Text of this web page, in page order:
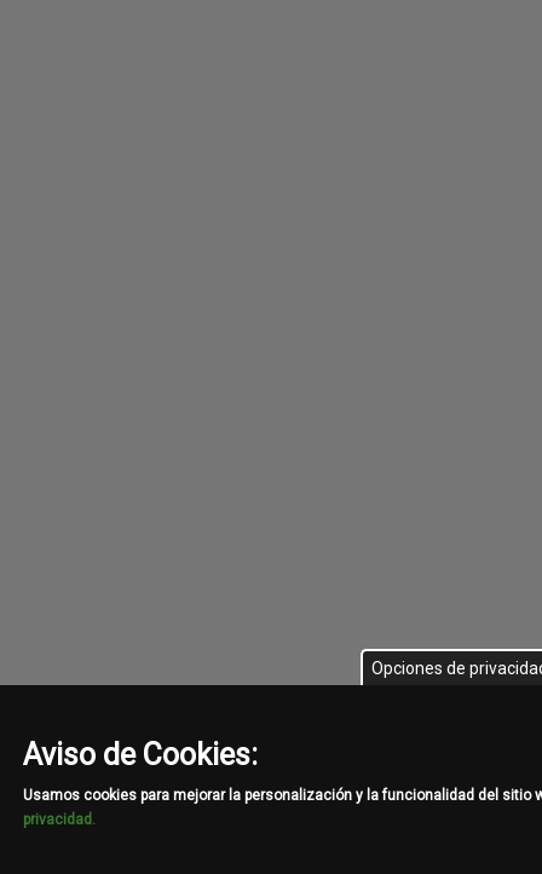
Opciones de
Aviso de Cookies:
Usamos cookies para mejorar la personalización y la funcionalidad del sitio
privacidad.